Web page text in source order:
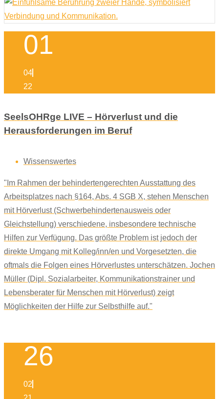
01
04
22
SeelsOHRge LIVE – Hörverlust und die
Herausforderungen im Beruf
Wissenswertes
"Im Rahmen der behindertengerechten Ausstattung des
Arbeitsplatzes nach §164, Abs. 4 SGB X, stehen Menschen
mit Hörverlust (Schwerbehindertenausweis oder
Gleichstellung) verschiedene, insbesondere technische
Hilfen zur Verfügung. Das größte Problem ist jedoch der
direkte Umgang mit Kolleg/inn/en und Vorgesetzten, die
oftmals die Folgen eines Hörverlustes unterschätzen. Jochen
Müller (Dipl. Sozialarbeiter, Kommunikationstrainer und
Lebensberater für Menschen mit Hörverlust) zeigt
Möglichkeiten der Hilfe zur Selbsthilfe auf."
26
02